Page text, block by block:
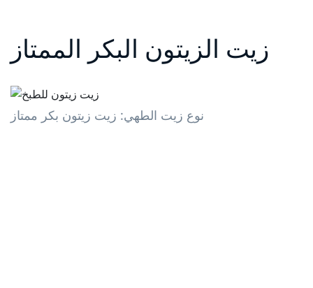
زيت الزيتون البكر الممتاز
نوع زيت الطهي: زيت زيتون بكر ممتاز